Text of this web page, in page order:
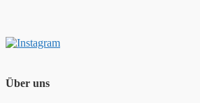
Über uns